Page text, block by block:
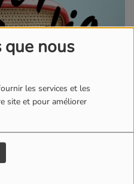
nous
les services et les
site et pour améliorer
ou